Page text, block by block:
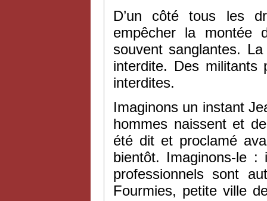
D’un côté tous les
empêcher la montée
souvent sanglantes.
interdite. Des militants
interdites.
Imaginons un instant
hommes naissent et
été dit et proclamé
bientôt. Imaginons-le
professionnels sont
Fourmies, petite ville